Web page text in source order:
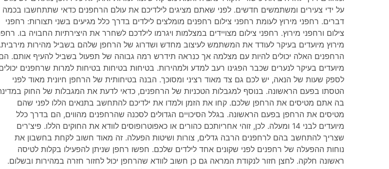
על ידי צעירים ומשתמשים חדשים. לפני שאתם מציגים לילדיכם את עולם הרחפנים כדאי שתתחשבו בכמה
דברים. רחפני מירוץ לעומת רחפני צילום רחפנים מומלצים לילדים בדרך כלל מגיעים בשני תצורות: רחפני
צילום ורחפני מירוץ. רחפני צילום מצויידים במצלמות ויגרמו לילדכם לשחרר את היצירתיות החבויה בו.
מירוץ מיועדים בעיקר לעודד את המשתמש לעיצוב מחדש ושדרוג של הרחפן שלהם בשביל מהירות מירבית.
הרחפנים האלה יכולים להיות עם מצלמה אך כנראה תידרש רמה גבוהה של תפעול בשביל להעיף אותם.
מיועדים בעיקר לנערים שכבר הפגינו רעב למדע ולמהירות. בטיחות בטיחות בטיחות למרות שרחפנים
לספק שעות של הנאה, יש לכם גם צד מאוד רציני ומסוכך. הבנה בטיחותית של הרחפן חיונית מאוד לפני
הטסתו בפעם הראשונה. בנוסף למגבלות הטכניות של הרחפנים, כדאי לדעת את המגבלות של החוק
בה אתם מטיסים את הרחפן שלכם. קחו את הזמן ולמדו את ילדיכם להתחשב בתנאים הללו לפני שהם
מטיסים את הרחפן בפעם הראשונה. בגלל הסיכויים הגדולים לסכנה שהרחפנים מהווים, הם בדרך כלל
מיועדים לבני 14 ומעלה. לכן, זוהי אחריותכם כהורים או כאפוטרופוסים לוודא את החוקים הללו. פיצ'רים
שצריך להתחשב בהם לרחפנים הרבה גדלים, צורות ושיטות הפעלה. זה מאוד חשוב לקחת בחשבון את
נוחות ההפעלה של רחפנים לפני שקונים אחד לילדים שלכם. חפשו רחפן שניתן להפעילו בקלות לטיסה
ראשונה חלקה. לחצן חזור לנקודת המראה גם כן חשוב לוודא שהרחפן יכול לחזור חזרה במהירות ובשלום.